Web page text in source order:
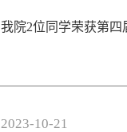
我院2位同学荣获第
2023-10-21